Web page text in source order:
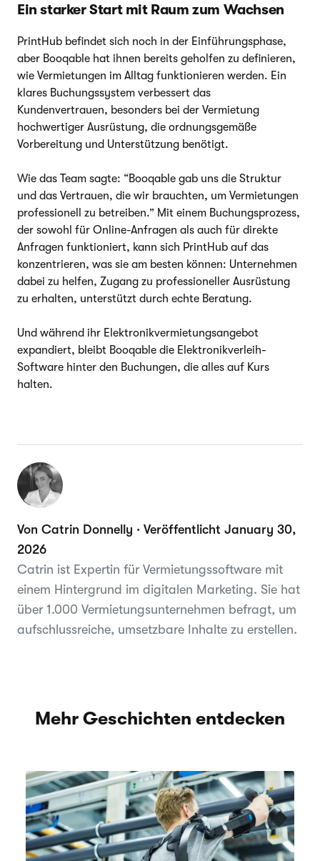
Ein starker Start mit Raum zum Wachsen
PrintHub befindet sich noch in der Einführungsphase,
aber Booqable hat ihnen bereits geholfen zu definieren,
wie Vermietungen im Alltag funktionieren werden. Ein
klares Buchungssystem verbessert das
Kundenvertrauen, besonders bei der Vermietung
hochwertiger Ausrüstung, die ordnungsgemäße
Vorbereitung und Unterstützung benötigt.
Wie das Team sagte: “Booqable gab uns die Struktur
und das Vertrauen, die wir brauchten, um Vermietungen
professionell zu betreiben.” Mit einem Buchungsprozess,
der sowohl für Online-Anfragen als auch für direkte
Anfragen funktioniert, kann sich PrintHub auf das
konzentrieren, was sie am besten können: Unternehmen
dabei zu helfen, Zugang zu professioneller Ausrüstung
zu erhalten, unterstützt durch echte Beratung.
Und während ihr Elektronikvermietungsangebot
expandiert, bleibt Booqable die Elektronikverleih-
Software hinter den Buchungen, die alles auf Kurs
halten.
Von Catrin Donnelly · Veröffentlicht January 30,
2026
Catrin ist Expertin für Vermietungssoftware mit
einem Hintergrund im digitalen Marketing. Sie hat
über 1.000 Vermietungsunternehmen befragt, um
aufschlussreiche, umsetzbare Inhalte zu erstellen.
Mehr Geschichten entdecken